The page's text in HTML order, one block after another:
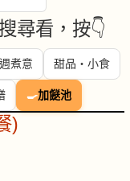
尋看，按👇
煮意 甜品・小食
🍳加餸池
)